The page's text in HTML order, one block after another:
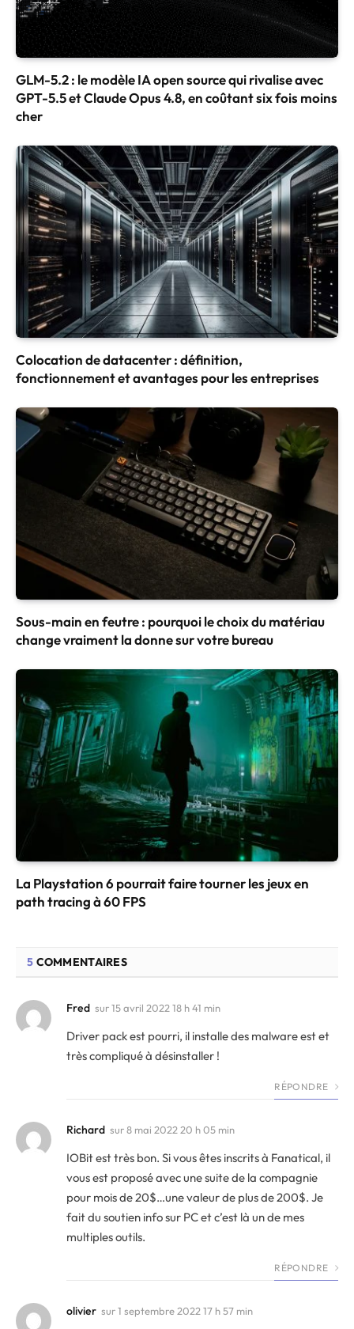
GLM-5.2 : le modèle IA open source qui rivalise avec
GPT-5.5 et Claude Opus 4.8, en coûtant six fois moins
cher
Colocation de datacenter : définition,
fonctionnement et avantages pour les entreprises
Sous-main en feutre : pourquoi le choix du matériau
change vraiment la donne sur votre bureau
La Playstation 6 pourrait faire tourner les jeux en
path tracing à 60 FPS
5 COMMENTAIRES
Fred sur15 avril 2022 18 h 41 min
Driver pack est pourri, il installe des malware est et
très compliqué à désinstaller !
RÉPONDRE
Richard sur8 mai 2022 20 h 05 min
IOBit est très bon. Si vous êtes inscrits à Fanatical, il
vous est proposé avec une suite de la compagnie
pour mois de 20$…une valeur de plus de 200$. Je
fait du soutien info sur PC et c’est là un de mes
multiples outils.
RÉPONDRE
olivier sur1 septembre 2022 17 h 57 min